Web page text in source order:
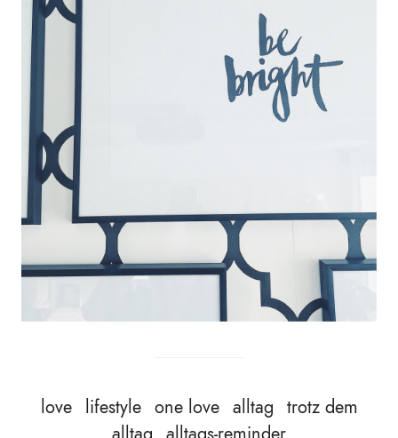
love lifestyle one love alltag trotz dem